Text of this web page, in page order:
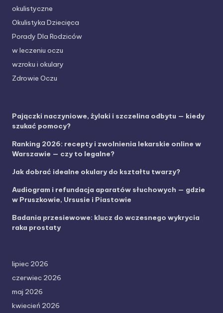
okulistyczne
Okulistyka Dziecięca
Porady Dla Rodziców
w leczeniu oczu
wzroku i okulary
Zdrowie Oczu
Pajączki naczyniowe, żylaki i szczelina odbytu — kiedy
szukać pomocy?
Ranking 2026: recepty i zwolnienia lekarskie online w
Warszawie — czy to legalne?
Jak dobrać idealne okulary do kształtu twarzy?
Audiogram i refundacja aparatów słuchowych — gdzie
w Pruszkowie, Ursusie i Piastowie
Badania przesiewowe: klucz do wczesnego wykrycia
raka prostaty
lipiec 2026
czerwiec 2026
maj 2026
kwiecień 2026